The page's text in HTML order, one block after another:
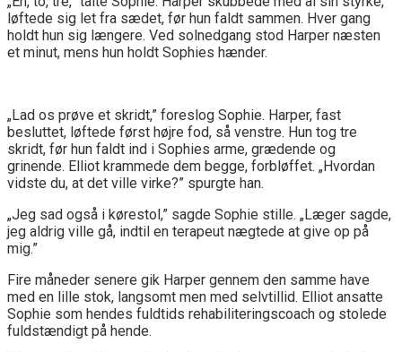
løftede sig let fra sædet, før hun faldt sammen. Hver gang
holdt hun sig længere. Ved solnedgang stod Harper næsten
et minut, mens hun holdt Sophies hænder.
„Lad os prøve et skridt,” foreslog Sophie. Harper, fast
besluttet, løftede først højre fod, så venstre. Hun tog tre
skridt, før hun faldt ind i Sophies arme, grædende og
grinende. Elliot krammede dem begge, forbløffet. „Hvordan
vidste du, at det ville virke?” spurgte han.
„Jeg sad også i kørestol,” sagde Sophie stille. „Læger sagde,
jeg aldrig ville gå, indtil en terapeut nægtede at give op på
mig.”
Fire måneder senere gik Harper gennem den samme have
med en lille stok, langsomt men med selvtillid. Elliot ansatte
Sophie som hendes fuldtids rehabiliteringscoach og stolede
fuldstændigt på hende.